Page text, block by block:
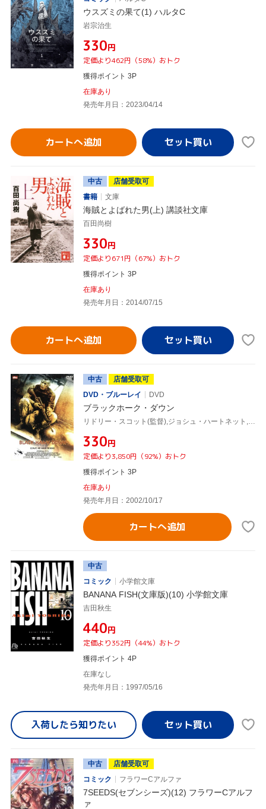
ウスズミの果て(1) ハルタC
岩宗治生
¥330円
定価より462円（58%）おトク
獲得ポイント 3P
在庫あり
発売年月日：2023/04/14
カートへ追加
中古
店舗受取可
書籍
文庫
海賊とよばれた男(上) 講談社文庫
百田尚樹
¥330円
定価より671円（67%）おトク
獲得ポイント 3P
在庫あり
発売年月日：2014/07/15
カートへ追加
中古
店舗受取可
DVD・ブルーレイ
DVD
ブラックホーク・ダウン
¥330円
定価より3,850円（92%）おトク
獲得ポイント 3P
在庫あり
発売年月日：2002/10/17
カートへ追加
中古
コミック
小学館文庫
BANANA FISH(文庫版)(10) 小学館文庫
吉田秋生
¥440円
定価より352円（44%）おトク
獲得ポイント 4P
在庫なし
発売年月日：1997/05/16
入荷したら知りたい
中古
店舗受取可
コミック
フラワーCアルファ
7SEEDS(セブンシーズ)(12) フラワーCアルフ
ァ